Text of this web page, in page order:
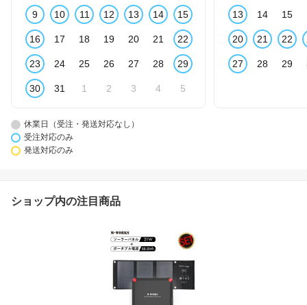
9 10 11 12 13 14 15
16 17 18 19 20 21 22
23 24 25 26 27 28 29
30 31 1 2 3 4 5
13 14 15
20 21 22
27 28 29
休業日（受注・発送対応なし）
受注対応のみ
発送対応のみ
ショップ内の注目商品